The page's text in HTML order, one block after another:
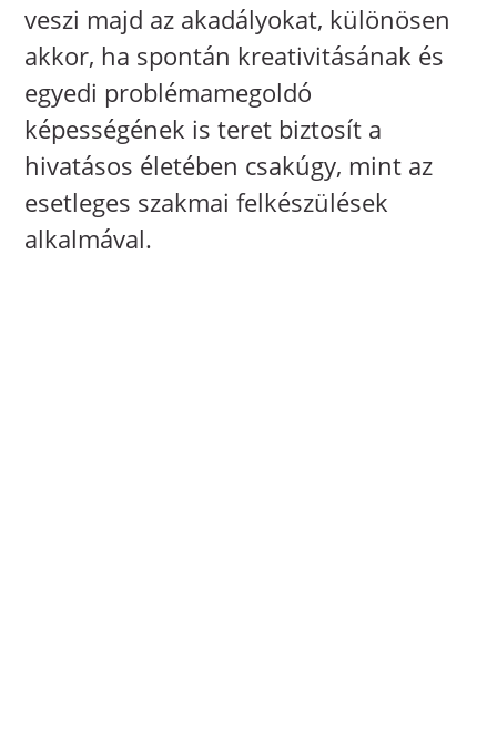
veszi majd az akadályokat, különösen
akkor, ha spontán kreativitásának és
egyedi problémamegoldó
képességének is teret biztosít a
hivatásos életében csakúgy, mint az
esetleges szakmai felkészülések
alkalmával.